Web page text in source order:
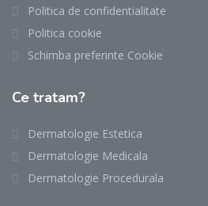
Politica de confidentialitate
Politica cookie
Schimba preferinte Cookie
Ce tratam?
Dermatologie Estetica
Dermatologie Medicala
Dermatologie Procedurala